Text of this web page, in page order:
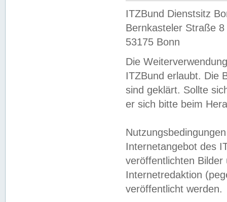
ITZBund Dienstsitz
Bernkasteler Straße 8
53175 Bonn
Die
ITZBund erlaubt. Die
sind geklärt. Sollte
er sich bitte beim
Internetangebot des
veröffentlichten
Internetredaktion
veröffentlicht werden.